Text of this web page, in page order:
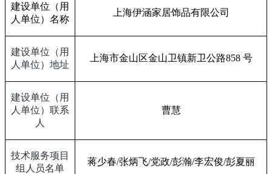
建设单位（用
人单位）名称
上海伊涵家居饰品有限公司
建设单位（用
人单位）地址
上海市金山区金山卫镇新卫公路858 号
建设单位（用
人单位）联系
人
曹慧
技术服务项目
组人员名单
蒋少春/张炳飞/党政/彭瀚/李宏俊/彭夏丽